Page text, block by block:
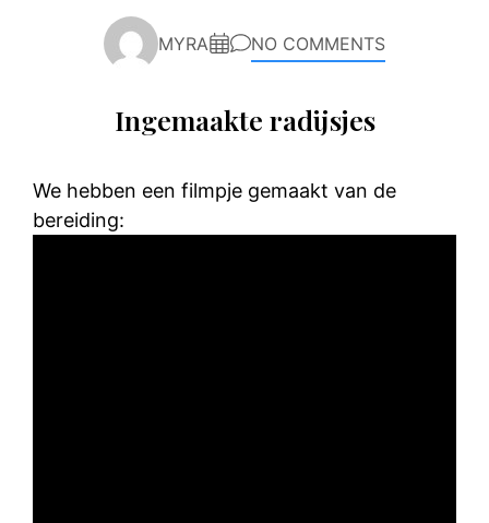
MYRA NO COMMENTS
Ingemaakte radijsjes
We hebben een filmpje gemaakt van de
bereiding: